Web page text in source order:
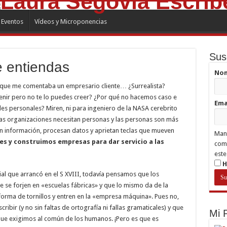
Eventos Vídeos y Microponencias
entiendas
me comentaba un empresario cliente… ¿Surrealista?
pero no te lo puedes creer? ¿Por qué no hacemos caso e
personales? Miren, ni para ingeniero de la NASA cerebrito
organizaciones necesitan personas y las personas son más
información, procesan datos y aprietan teclas que mueven
y construimos empresas para dar servicio a las
que arrancó en el S XVIII, todavía pensamos que los
se forjen en «escuelas fábricas» y que lo mismo da de la
de tornillos y entren en la «empresa máquina». Pues no,
(y no sin faltas de ortografía ni fallas gramaticales) y que
exigimos al común de los humanos. ¡Pero es que es
Mi